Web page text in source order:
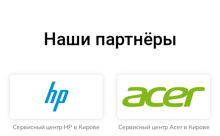
Наши партнёры
Сервисный центр HP в Кирове Сервисный центр Acer в Кирове